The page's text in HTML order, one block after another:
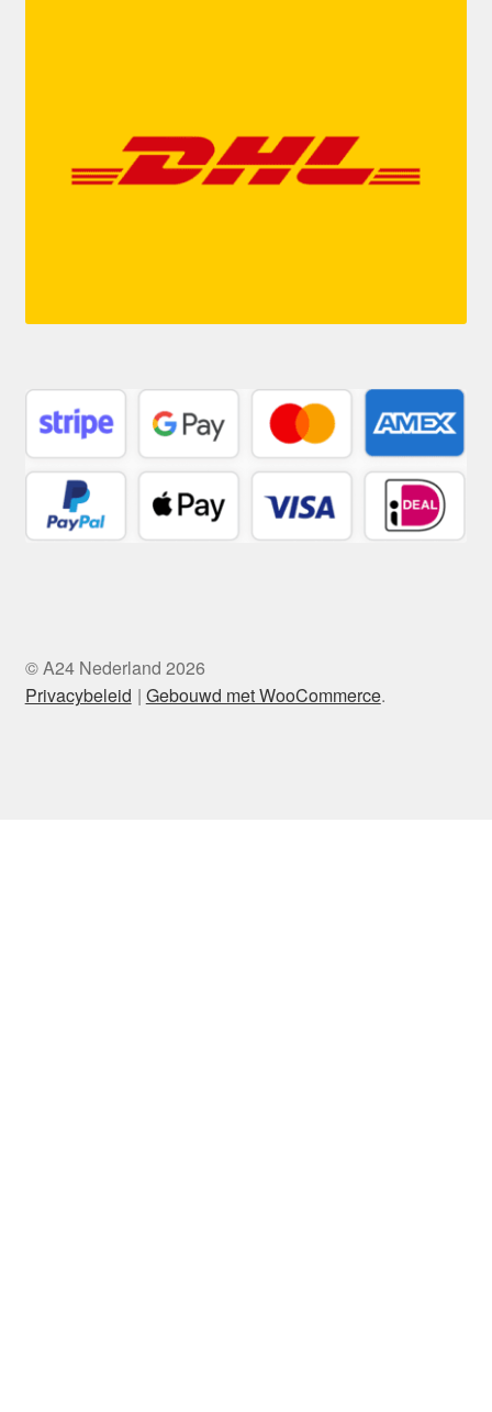
© A24 Nederland 2026
Privacybeleid
Gebouwd met WooCommerce.